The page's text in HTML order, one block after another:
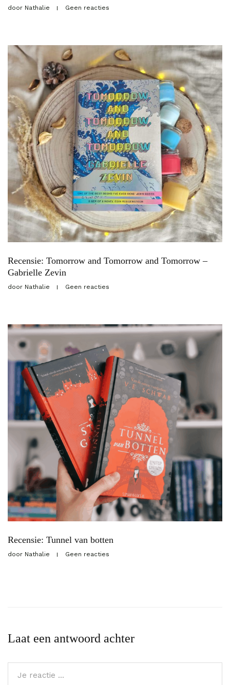
door Nathalie Geen reacties
Recensie: Tomorrow and Tomorrow and Tomorrow –
Gabrielle Zevin
door Nathalie Geen reacties
Recensie: Tunnel van botten
door Nathalie Geen reacties
Laat een antwoord achter